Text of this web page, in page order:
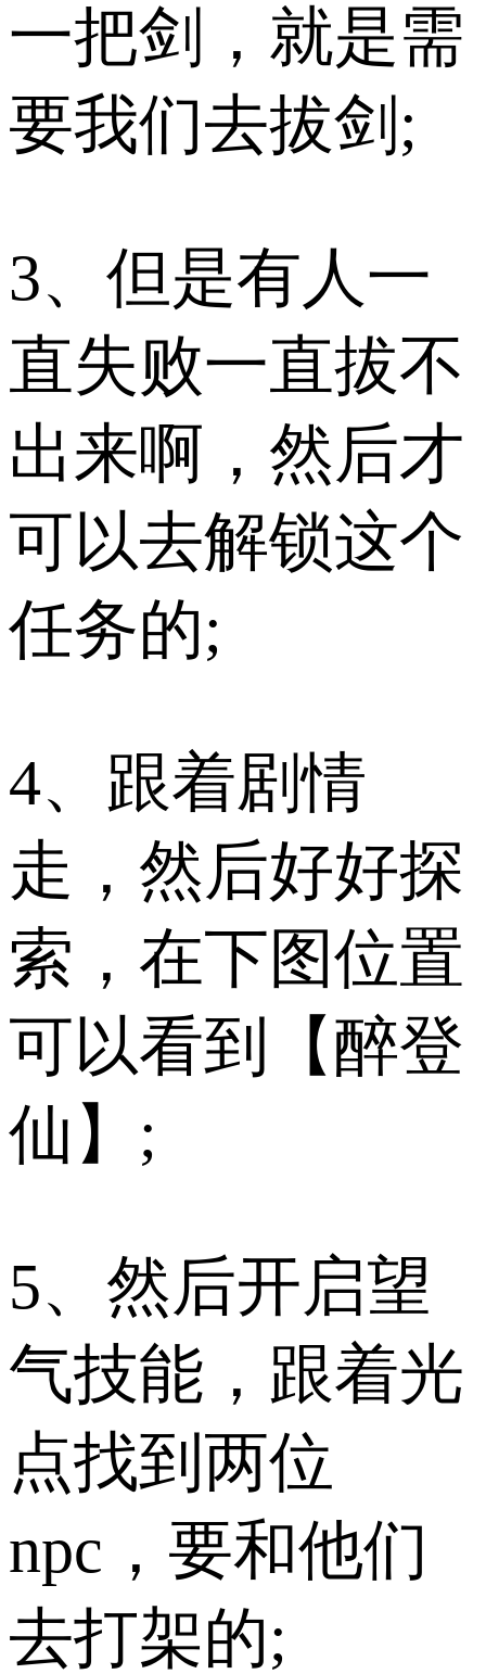
一把剑，就是需
要我们去拔剑;
3、但是有人一
直失败一直拔不
出来啊，然后才
可以去解锁这个
任务的;
4、跟着剧情
走，然后好好探
索，在下图位置
可以看到【醉登
仙】;
5、然后开启望
气技能，跟着光
点找到两位
npc，要和他们
去打架的;